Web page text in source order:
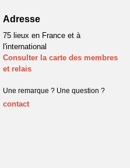
Adresse
75 lieux en France et à
l'international
Consulter la carte des membres
et relais
Une remarque ? Une question ?
contact